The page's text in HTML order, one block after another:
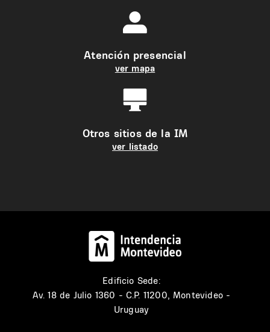
Atención presencial
ver mapa
Otros sitios de la IM
ver listado
Edificio Sede:
Av. 18 de Julio 1360 - C.P. 11200, Montevideo -
Uruguay